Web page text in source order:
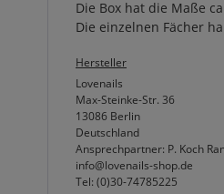
Die Box hat die Maße
Die einzelnen Fächer
Hersteller
Lovenails
Max-Steinke-Str. 36
13086 Berlin
Deutschland
Ansprechpartner: P. Koch
info@lovenails-shop.de
Tel: (0)30-74785225